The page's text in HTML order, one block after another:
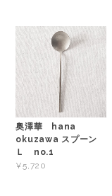
奥澤華 hana
okuzawa スプーン
Ｌ no.1
¥5,720